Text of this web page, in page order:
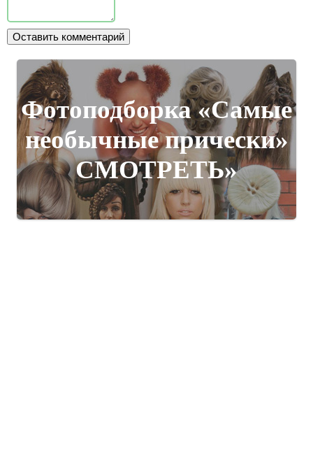
Фотоподборка «Самые
необычные прически»
СМОТРЕТЬ»